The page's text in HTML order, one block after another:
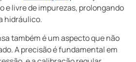
e livre de impurezas, prolongando
hidráulico.
também é um aspecto que não
A precisão é fundamental em